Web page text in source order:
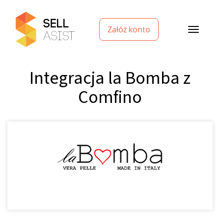
Załóż konto
Integracja la Bomba z
Comfino